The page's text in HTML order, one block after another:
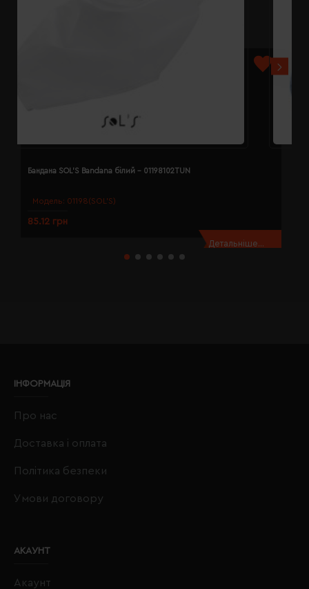
Модель: 01198(SOL’S)
Бандана SOL'S Bandana білий - 01198102TUN
85.12 грн
Детальніше...
ІНФОРМАЦІЯ
Про нас
Доставка і оплата
Політика безпеки
Умови договору
АКАУНТ
Акаунт